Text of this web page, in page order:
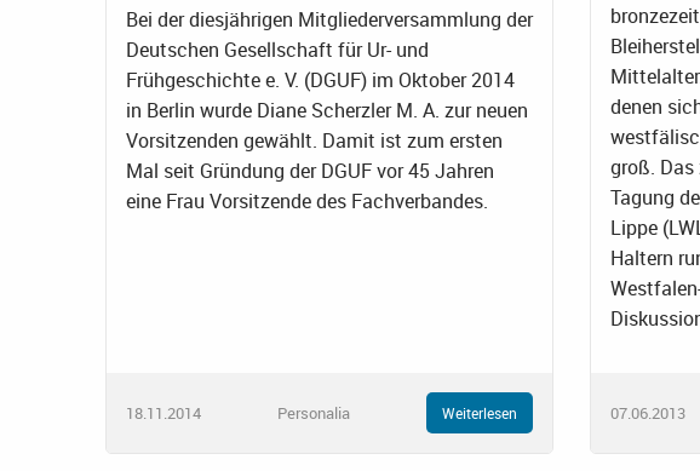
Bei der diesjährigen Mitgliederversammlung der
Deutschen Gesellschaft für Ur- und
Frühgeschichte e. V. (DGUF) im Oktober 2014
in Berlin wurde Diane Scherzler M. A. zur neuen
Vorsitzenden gewählt. Damit ist zum ersten
Mal seit Gründung der DGUF vor 45 Jahren
eine Frau Vorsitzende des Fachverbandes.
18.11.2014 Personalia Weiterlesen
denen
groß.
Tagung
Lippe
Haltern
07.06.2013